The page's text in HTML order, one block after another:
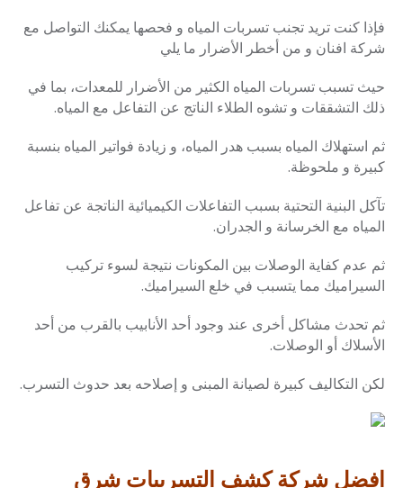
فإذا كنت تريد تجنب تسربات المياه و فحصها يمكنك التواصل مع
شركة افنان و من أخطر الأضرار ما يلي
حيث تسبب تسربات المياه الكثير من الأضرار للمعدات، بما في
ذلك التشققات و تشوه الطلاء الناتج عن التفاعل مع المياه.
ثم استهلاك المياه بسبب هدر المياه، و زيادة فواتير المياه بنسبة
كبيرة و ملحوظة.
تآكل البنية التحتية بسبب التفاعلات الكيميائية الناتجة عن تفاعل
المياه مع الخرسانة و الجدران.
ثم عدم كفاية الوصلات بين المكونات نتيجة لسوء تركيب
السيراميك مما يتسبب في خلع السيراميك.
ثم تحدث مشاكل أخرى عند وجود أحد الأنابيب بالقرب من أحد
الأسلاك أو الوصلات.
لكن التكاليف كبيرة لصيانة المبنى و إصلاحه بعد حدوث التسرب.
افضل شركة كشف التسريبات شرق